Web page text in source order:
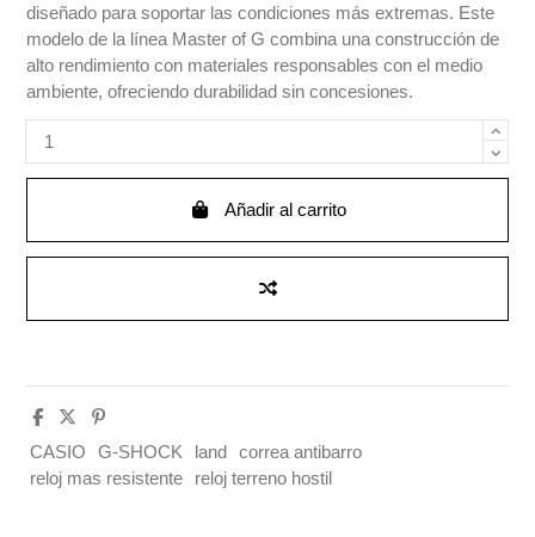
diseñado para soportar las condiciones más extremas. Este
modelo de la línea Master of G combina una construcción de
alto rendimiento con materiales responsables con el medio
ambiente, ofreciendo durabilidad sin concesiones.
Añadir al carrito
CASIO G-SHOCK land
correa antibarro
reloj mas resistente
reloj terreno hostil